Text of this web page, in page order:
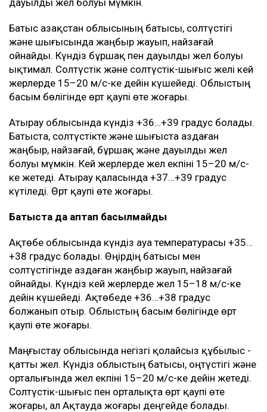
дауылды жел болуы мүмкін.
Батыс Қазақстан облысының батысы, солтүстігі
және шығысында жаңбыр жауып, найзағай
ойнайды. Күндіз бұршақ пен дауылды жел болуы
ықтимал. Солтүстік және солтүстік-шығыс желі кей
жерлерде 15–20 м/с-ке дейін күшейеді. Облыстың
басым бөлігінде өрт қаупі өте жоғары.
Атырау облысында күндіз +36…+39 градус болады.
Батыста, солтүстікте және шығыста аздаған
жаңбыр, найзағай, бұршақ және дауылды жел
болуы мүмкін. Кей жерлерде жел екпіні 15–20 м/с-
ке жетеді. Атырау қаласында +37…+39 градус
күтіледі. Өрт қаупі өте жоғары.
Батыста да аптап басылмайды
Ақтөбе облысында күндіз ауа температурасы +35…
+38 градус болады. Өңірдің батысы мен
солтүстігінде аздаған жаңбыр жауып, найзағай
ойнайды. Күндіз кей жерлерде жел 15–18 м/с-ке
дейін күшейеді. Ақтөбеде +36…+38 градус
болжанып отыр. Облыстың басым бөлігінде өрт
қаупі өте жоғары.
Маңғыстау облысында негізгі қолайсыз құбылыс -
қатты жел. Күндіз облыстың батысы, оңтүстігі және
орталығында жел екпіні 15–20 м/с-ке дейін жетеді.
Солтүстік-шығыс пен орталықта өрт қаупі өте
жоғары, ал Ақтауда жоғары деңгейде болады.